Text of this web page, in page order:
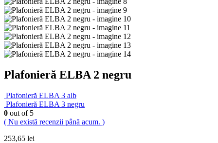
Plafonieră ELBA 2 negru
Plafonieră ELBA 3 alb
Plafonieră ELBA 3 negru
0 out of 5
( Nu există recenzii până acum. )
253,65 lei